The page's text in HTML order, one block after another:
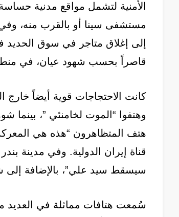
الأمنية لتشمل مواقع مدنية
مستشفى سينا ​​أو بالقرب منه،
إلى إغلاق متاجر في سوق
قاصراً بحسب شهود عيان، في
كانت الاحتجاجات قوية أيضاً
وهتفوا “الموت لخامنئي ”،
هتف المتظاهرون “هذه هي
قناة إيران الدولية. وفي مدينة
سيسقط سيد علي”، بالإضافة إلى
سُمعت هتافات مماثلة في العديد